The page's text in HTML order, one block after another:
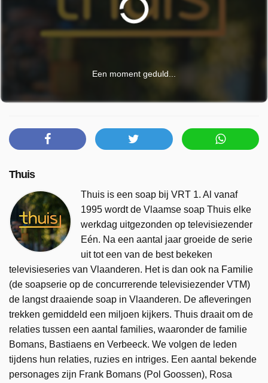
Een moment geduld...
Thuis
Thuis is een soap bij VRT 1. Al vanaf
1995 wordt de Vlaamse soap Thuis elke
werkdag uitgezonden op televisiezender
Eén. Na een aantal jaar groeide de serie
uit tot een van de best bekeken
televisieseries van Vlaanderen. Het is dan ook na Familie
(de soapserie op de concurrerende televisiezender VTM)
de langst draaiende soap in Vlaanderen. De afleveringen
trekken gemiddeld een miljoen kijkers. Thuis draait om de
relaties tussen een aantal families, waaronder de familie
Bomans, Bastiaens en Verbeeck. We volgen de leden
tijdens hun relaties, ruzies en intriges. Een aantal bekende
personages zijn Frank Bomans (Pol Goossen), Rosa